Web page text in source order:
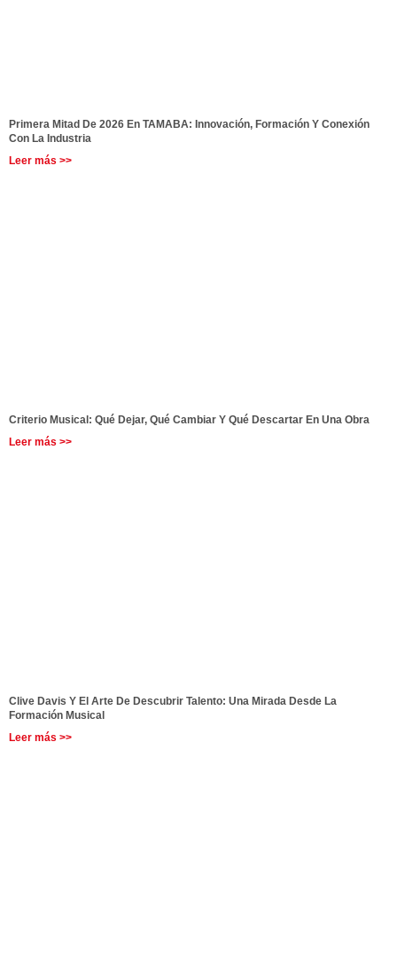
Primera Mitad De 2026 En TAMABA: Innovación, Formación Y Conexión
Con La Industria
Leer más >>
Criterio Musical: Qué Dejar, Qué Cambiar Y Qué Descartar En Una Obra
Leer más >>
Clive Davis Y El Arte De Descubrir Talento: Una Mirada Desde La
Formación Musical
Leer más >>